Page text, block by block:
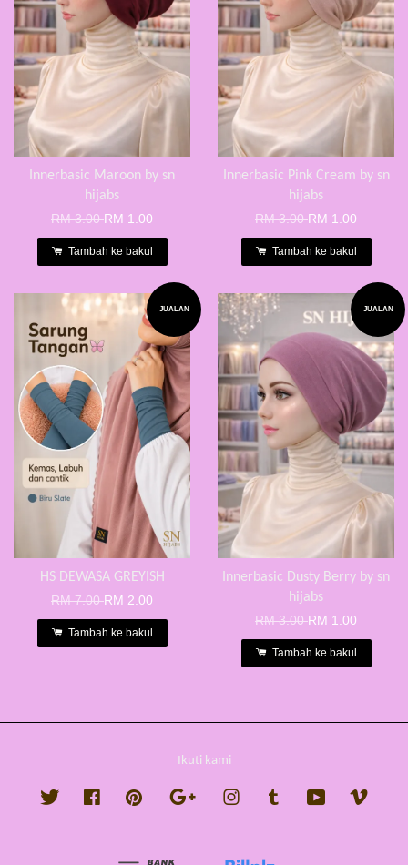
Innerbasic Maroon by sn
hijabs
RM 3.00RM 1.00
Tambah ke bakul
Innerbasic Pink Cream by sn
hijabs
RM 3.00RM 1.00
Tambah ke bakul
JUALAN
HS DEWASA GREYISH
RM 7.00RM 2.00
Tambah ke bakul
JUALAN
Innerbasic Dusty Berry by sn
hijabs
RM 3.00RM 1.00
Tambah ke bakul
Ikuti kami
Twitter FacebookPinterest Google InstagramTumblr YouTube